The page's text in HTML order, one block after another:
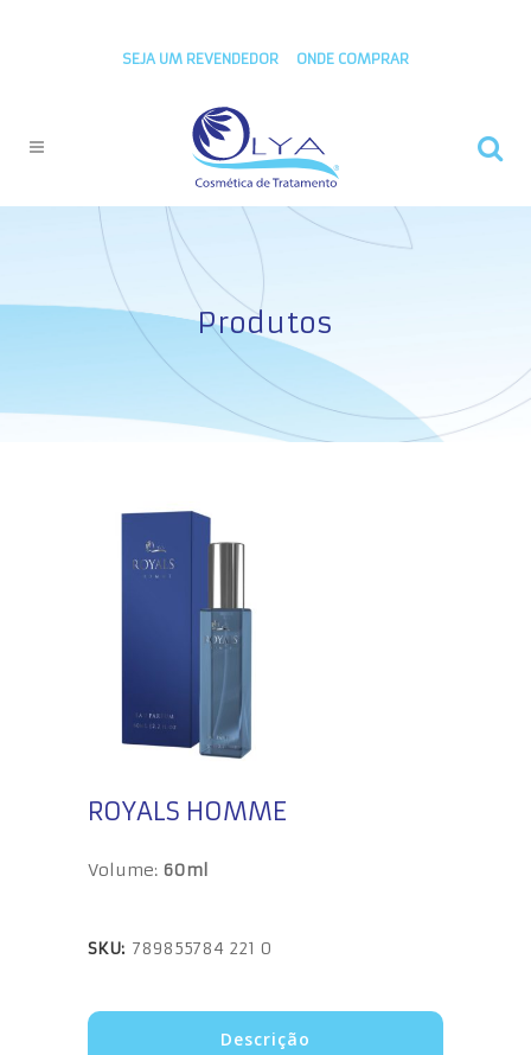
SEJA UM REVENDEDOR ONDE COMPRAR
Produtos
ROYALS HOMME
Volume: 60ml
SKU: 789855784 221 0
Descrição